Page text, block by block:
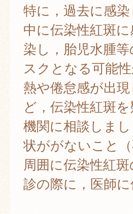
特に，過去に感
中に伝染性紅斑
染し，胎児水腫
スクとなる可能性
熱や倦怠感が出
ど，伝染性紅斑
機関に相談しま
状ががないこと
周囲に伝染性紅
診の際に，医師